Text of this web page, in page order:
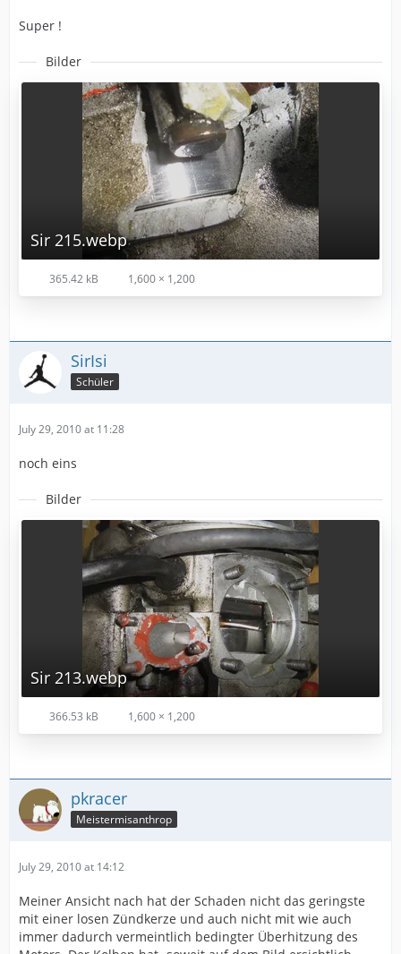
Super !
Bilder
Sir 215.webp
365.42 kB 1,600 × 1,200
SirIsi
Schüler
July 29, 2010 at 11:28
noch eins
Bilder
Sir 213.webp
366.53 kB 1,600 × 1,200
pkracer
Meistermisanthrop
July 29, 2010 at 14:12
Meiner Ansicht nach hat der Schaden nicht das geringste
mit einer losen Zündkerze und auch nicht mit wie auch
immer dadurch vermeintlich bedingter Überhitzung des